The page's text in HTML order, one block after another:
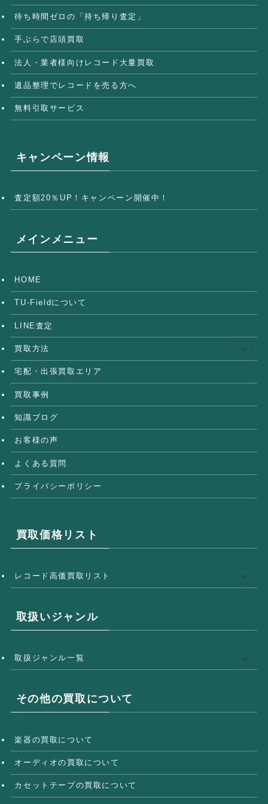
待ち時間ゼロの「持ち帰り査定」
手ぶらで店頭買取
法人・業者様向けレコード大量買取
遺品整理でレコードを売る方へ
無料引取サービス
キャンペーン情報
査定額20％UP！キャンペーン開催中！
メインメニュー
HOME
TU-Fieldについて
LINE査定
買取方法
宅配・出張買取エリア
買取事例
知識ブログ
お客様の声
よくある質問
プライバシーポリシー
買取価格リスト
レコード高価買取リスト
取扱いジャンル
取扱ジャンル一覧
その他の買取について
楽器の買取について
オーディオの買取について
カセットテープの買取について